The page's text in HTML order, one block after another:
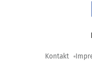
Kontakt